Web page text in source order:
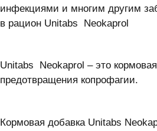
инфекциями и многим другим
в рацион Unitabs Neokaprol
Unitabs Neokaprol – это
предотвращения копрофагии.
Кормовая добавка Unitabs